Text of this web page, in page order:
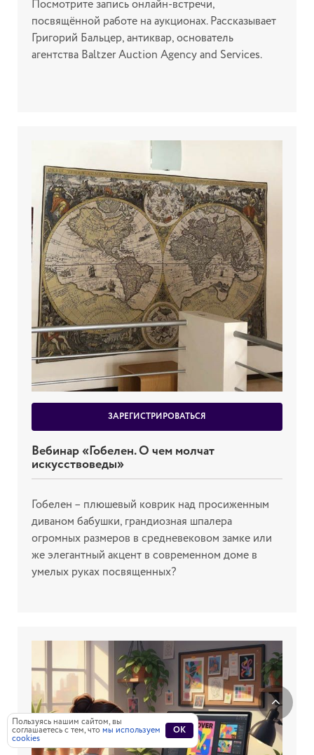
Посмотрите запись онлайн-встречи,
посвящённой работе на аукционах. Рассказывает
Григорий Бальцер, антиквар, основатель
агентства Baltzer Auction Agency and Services.
ЗАРЕГИСТРИРОВАТЬСЯ
Вебинар «Гобелен. О чем молчат
искусствоведы»
Гобелен – плюшевый коврик над просиженным
диваном бабушки, грандиозная шпалера
огромных размеров в средневековом замке или
же элегантный акцент в современном доме в
умелых руках посвященных?
Пользуясь нашим сайтом, вы
соглашаетесь с тем, чтомы используем
cookies
OK